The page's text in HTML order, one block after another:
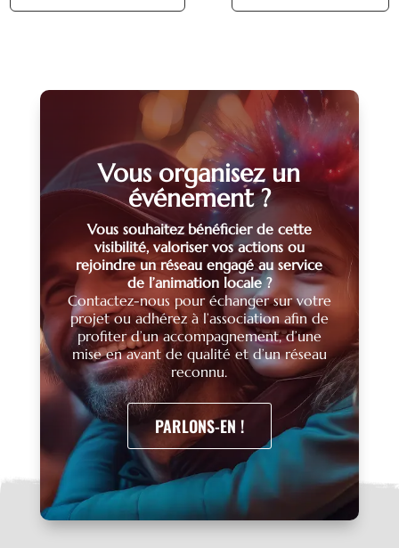
Vous organisez un
événement ?
Vous souhaitez bénéficier de cette
visibilité, valoriser vos actions ou
rejoindre un réseau engagé au service
de l’animation locale ?
Contactez-nous pour échanger sur votre
projet ou adhérez à l’association afin de
profiter d’un accompagnement, d’une
mise en avant de qualité et d’un réseau
reconnu.
PARLONS-EN !